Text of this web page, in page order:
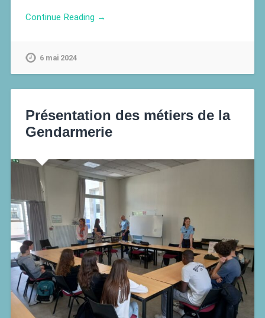
Continue Reading →
6 mai 2024
Présentation des métiers de la
Gendarmerie